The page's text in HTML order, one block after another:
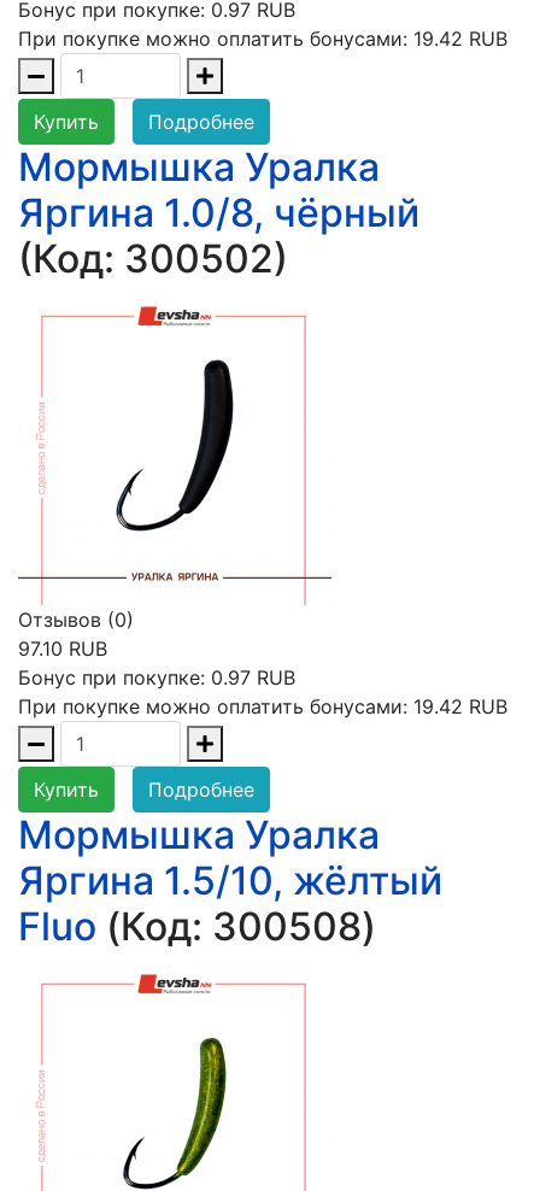
Бонус при покупке: 0.97 RUB
При покупке можно оплатить бонусами: 19.42 RUB
Купить Подробнее
Мормышка Уралка
Яргина 1.0/8, чёрный
(Код: 300502)
Отзывов (0)
97.10 RUB
Бонус при покупке: 0.97 RUB
При покупке можно оплатить бонусами: 19.42 RUB
Купить Подробнее
Мормышка Уралка
Яргина 1.5/10, жёлтый
Fluo (Код: 300508)